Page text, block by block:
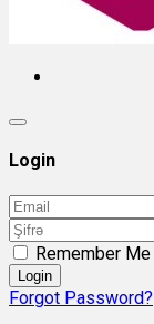
Login
Remember Me
Login
Forgot Password?